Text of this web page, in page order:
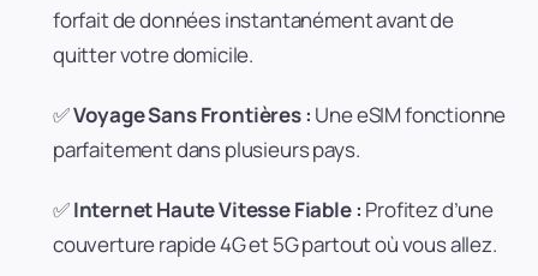
forfait de données instantanément avant de
quitter votre domicile.
✅Voyage Sans Frontières : Une eSIM fonctionne
parfaitement dans plusieurs pays.
✅Internet Haute Vitesse Fiable : Profitez d’une
couverture rapide 4G et 5G partout où vous allez.